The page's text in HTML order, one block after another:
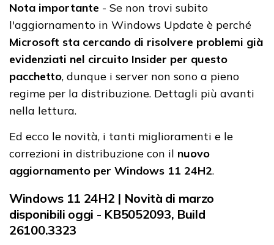
Nota importante - Se non trovi subito
l'aggiornamento in Windows Update è perché
Microsoft sta cercando di risolvere problemi già
evidenziati nel circuito Insider per questo
pacchetto, dunque i server non sono a pieno
regime per la distribuzione. Dettagli più avanti
nella lettura.
Ed ecco le novità, i tanti miglioramenti e le
correzioni in distribuzione con il nuovo
aggiornamento per Windows 11 24H2.
Windows 11 24H2 | Novità di marzo
disponibili oggi - KB5052093, Build
26100.3323